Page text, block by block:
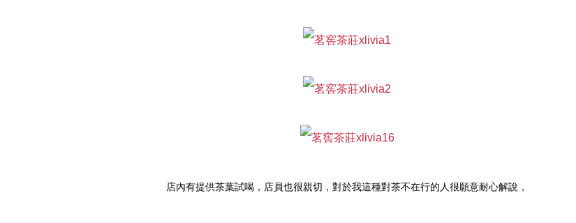
店內有提供茶葉試喝，店員也很親切，對於我這種對茶不在行的人很願意耐心解說，